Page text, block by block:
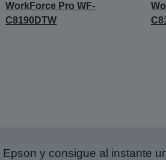
WorkForce Pro WF-
C8190DTW
y consigue al instante